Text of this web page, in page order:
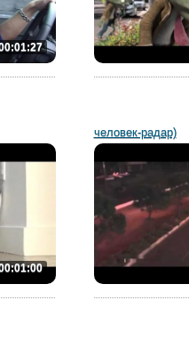
человек-радар)